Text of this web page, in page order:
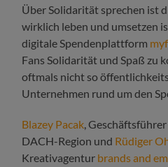
Über Solidarität sprechen ist
wirklich leben und umsetzen
digitale Spendenplattform
Fans Solidarität und Spaß zu
oftmals nicht so
Unternehmen rund um den
Blazey Pacak,
DACH-Region und Rüdiger
Kreativagentur brands and